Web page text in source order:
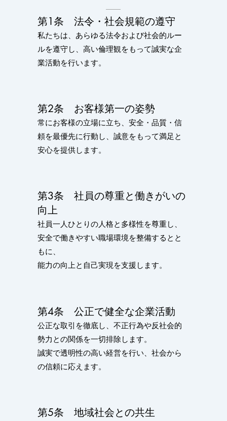
​第1条 法令・社会規範の遵守
私たちは、あらゆる法令および社会的ルー
ルを遵守し、高い倫理観をもって誠実な企
業活動を行います。
第2条 お客様第一の姿勢
常にお客様の立場に立ち、安全・品質・信
頼を最優先に行動し、誠意をもって満足と
安心を提供します。
第3条 社員の尊重と働きがいの
向上
社員一人ひとりの人格と多様性を尊重し、
安全で働きやすい職場環境を整備するとと
もに、
能力の向上と自己実現を支援します。
第4条 公正で健全な企業活動
公正な取引を徹底し、不正行為や反社会的
勢力との関係を一切排除します。
誠実で透明性の高い経営を行い、社会から
の信頼に応えます。
第5条 地域社会との共生